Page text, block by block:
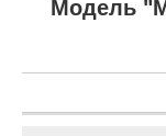
Модель